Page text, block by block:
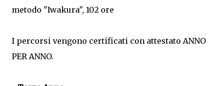
metodo "Iwakura", 102 ore
I percorsi vengono certificati con attestato ANNO
PER ANNO.